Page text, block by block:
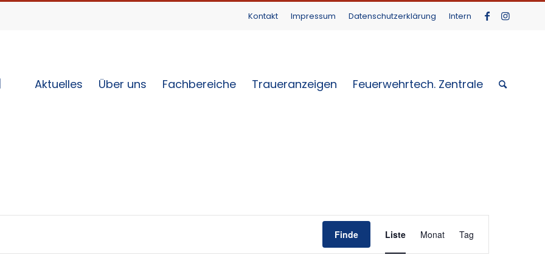
Kontakt Impressum Datenschutzerklärung Intern
Aktuelles Über uns Fachbereiche Traueranzeigen Feuerwehrtech. Zentrale
Finde
Veranstaltung
Ansichten-
Liste Monat Tag